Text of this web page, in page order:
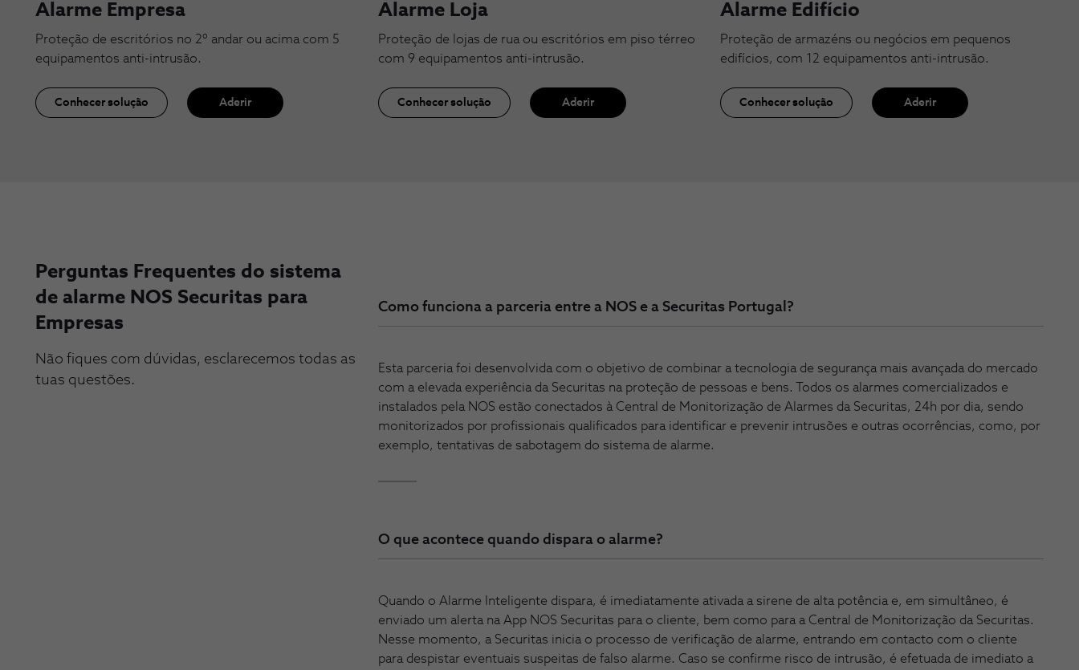
Alarme Empresa
Proteção de escritórios no 2º andar ou acima com 5
equipamentos anti-intrusão.
Conhecer solução Aderir
Alarme Loja
Proteção de lojas de rua ou escritórios em piso térreo
com 9 equipamentos anti-intrusão.
Conhecer solução Aderir
Alarme Edifício
Proteção de armazéns ou negócios em pequenos
edifícios, com 12 equipamentos anti-intrusão.
Conhecer solução Aderir
Perguntas Frequentes do sistema
de alarme NOS Securitas para
Empresas
Não fiques com dúvidas, esclarecemos todas as
tuas questões.
Como funciona a parceria entre a NOS e a Securitas Portugal?
Esta parceria foi desenvolvida com o objetivo de combinar a tecnologia de segurança mais avançada do mercado
com a elevada experiência da Securitas na proteção de pessoas e bens. Todos os alarmes comercializados e
instalados pela NOS estão conectados à Central de Monitorização de Alarmes da Securitas, 24h por dia, sendo
monitorizados por profissionais qualificados para identificar e prevenir intrusões e outras ocorrências, como, por
exemplo, tentativas de sabotagem do sistema de alarme.
O que acontece quando dispara o alarme?
Quando o Alarme Inteligente dispara, é imediatamente ativada a sirene de alta potência e, em simultâneo, é
enviado um alerta na App NOS Securitas para o cliente, bem como para a Central de Monitorização da Securitas.
Nesse momento, a Securitas inicia o processo de verificação de alarme, entrando em contacto com o cliente
para despistar eventuais suspeitas de falso alarme. Caso se confirme risco de intrusão, é efetuada de imediato a